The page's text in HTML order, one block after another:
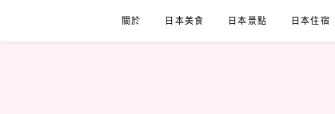
關於 日本美食 日本景點 日本住宿